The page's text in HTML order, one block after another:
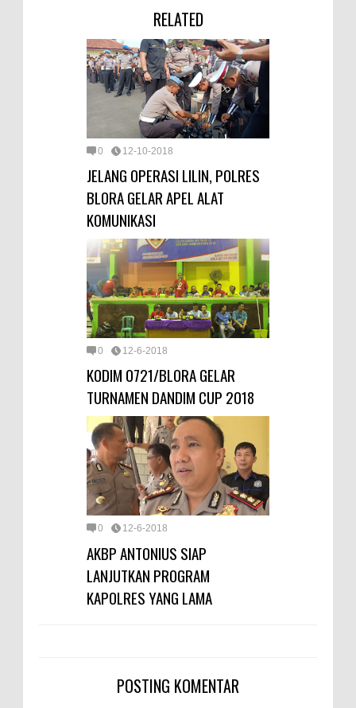
RELATED
0 12-10-2018
JELANG OPERASI LILIN, POLRES
BLORA GELAR APEL ALAT
KOMUNIKASI
0 12-6-2018
KODIM 0721/BLORA GELAR
TURNAMEN DANDIM CUP 2018
0 12-6-2018
AKBP ANTONIUS SIAP
LANJUTKAN PROGRAM
KAPOLRES YANG LAMA
POSTING KOMENTAR